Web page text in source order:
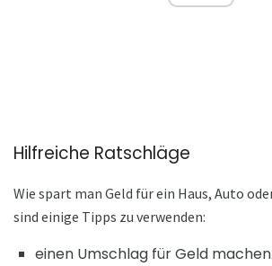
Hilfreiche Ratschläge
Wie spart man Geld für ein Haus, Auto
sind einige Tipps zu verwenden:
einen Umschlag für Geld